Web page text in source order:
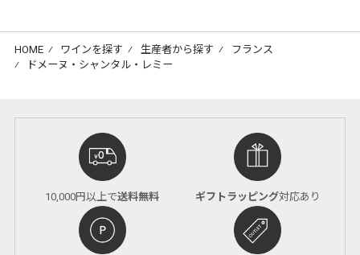
HOME ⁄ ワインを探す ⁄ 生産者から探す ⁄ フランス
⁄
ドメーヌ・シャンタル・レミー
10,000円以上で送料無料 ギフトラッピング対応あり